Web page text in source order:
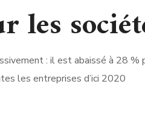
les
: il est abaissé à 28
les entreprises d’ici 2020